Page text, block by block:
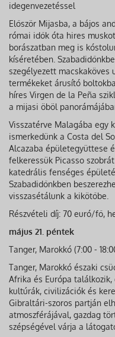
idegenvezetéssel
Először Mijasba, a bájos
római idők óta hires
borászatban meg is
kíséretében.
szegélyezett macskaköves
termékeket árusító
híres Virgen de la Peña
a mijasi öböl
Visszatérve Malagába egy
ismerkedünk a Costa del
Alcazaba épületegyüttese
felkeressük Picasso
katedrális fenséges
Szabadidőnkben
visszasétálunk a kikötőbe.
Részvételi díj: 70 euró/fő,
május 21. péntek
Tanger, Marokkó (7:00 -
Tanger, Marokkó északi
Afrika és Európa
kultúrák, civilizációk és
Gibraltári-szoros partján
atmoszférájával, gazdag
szépségével várja a